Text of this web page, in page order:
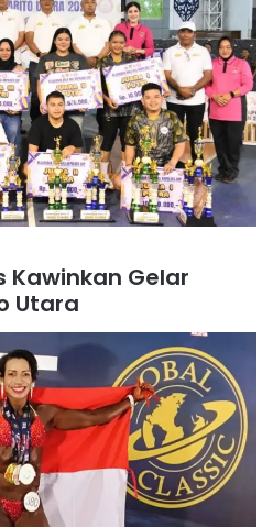
Kawinkan Gelar
Utara